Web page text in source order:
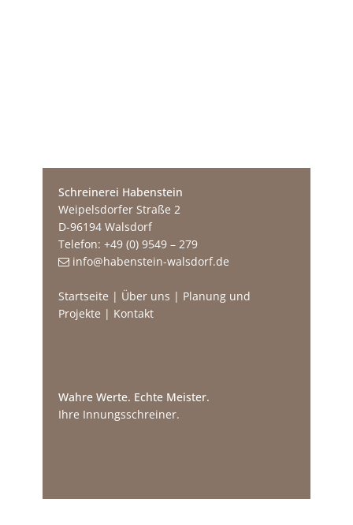
Schreinerei Habenstein
Weipelsdorfer Straße 2
D-96194 Walsdorf
Telefon: +49 (0) 9549 – 279
info@habenstein-walsdorf.de
Startseite | Über uns | Planung und
Projekte | Kontakt
Wahre Werte. Echte Meister.
Ihre Innungsschreiner.